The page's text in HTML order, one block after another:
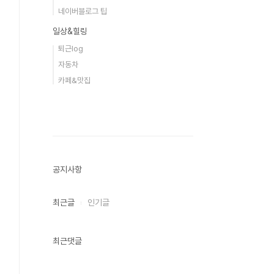
네이버블로그 팁
일상&힐링
퇴근log
자동차
카페&맛집
공지사항
최근글 인기글
최근댓글